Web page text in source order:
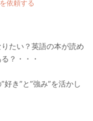
依頼する
たい？英語の本が読め
？・・・
き”と”強み”を活かし